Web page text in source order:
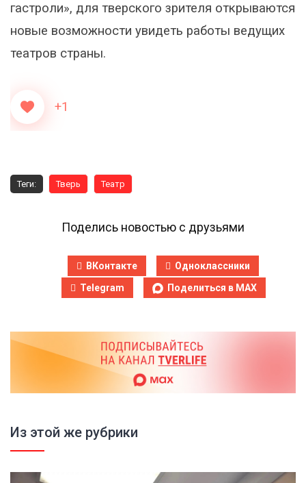
гастроли», для тверского зрителя открываются
новые возможности увидеть работы ведущих
театров страны.
+1
Теги: Тверь Театр
Поделись новостью с друзьями
ВКонтакте
Одноклассники
Telegram
Поделиться в MAX
Из этой же рубрики